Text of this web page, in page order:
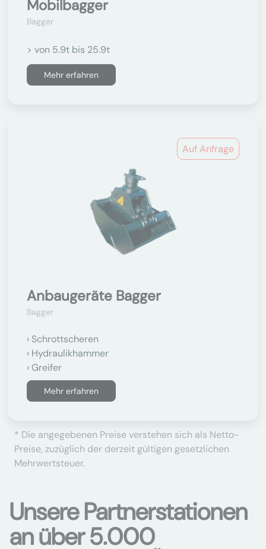
Mobilbagger
Bagger
> von 5.9t bis 25.9t
Mehr erfahren
Auf Anfrage
Anbaugeräte Bagger
Bagger
Schrottscheren
Hydraulikhammer
Greifer
Mehr erfahren
* Die angegebenen Preise verstehen sich als Netto-
Preise, zuzüglich der derzeit gültigen gesetzlichen
Mehrwertsteuer.
Unsere Partnerstationen
an über 5.000